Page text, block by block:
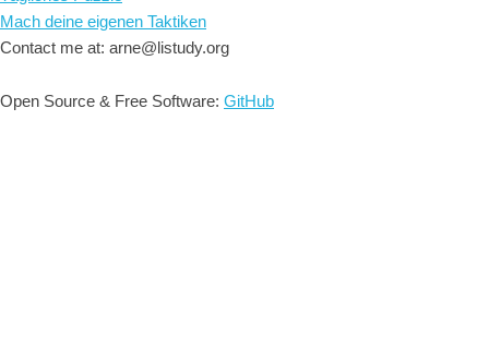
Mach deine eigenen Taktiken
Contact me at: arne@listudy.org
Open Source & Free Software: GitHub